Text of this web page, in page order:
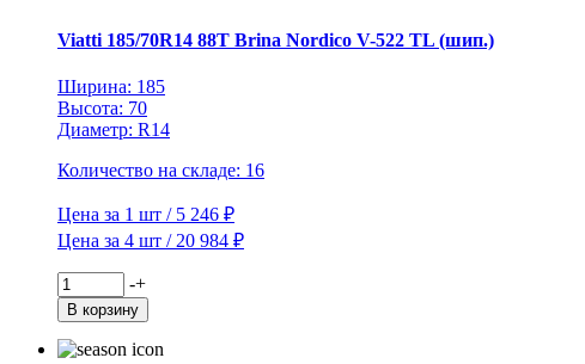
TL
Viatti 185/70R14 88T Brina Nordico V-522 TL (шип.)
Ширина: 185
Высота: 70
Диаметр: R14
Количество на складе: 16
Цена за 1 шт / 5 246 ₽
Цена за 4 шт / 20 984 ₽
Количество
товара
Viatti
185/70R14
-+
В корзину